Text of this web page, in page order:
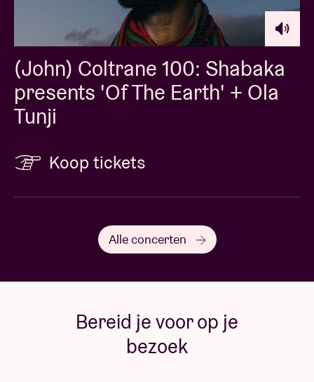
(John) Coltrane 100: Shabaka
presents 'Of The Earth' + Ola
Tunji
Koop tickets
Alle concerten
Bereid je voor op je
bezoek